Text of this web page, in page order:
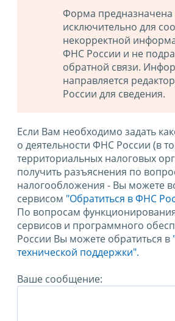
Форма предназначена
исключительно для
некорректной
ФНС России и не
обратной связи.
направляется
России для сведения.
Если Вам необходимо задать
о деятельности ФНС России (в
территориальных налоговых
получить разъяснения по
налогообложения - Вы можете
сервисом "Обратиться в ФНС
По вопросам
сервисов и программного
России Вы можете обратиться в
технической поддержки".
Ваше сообщение: